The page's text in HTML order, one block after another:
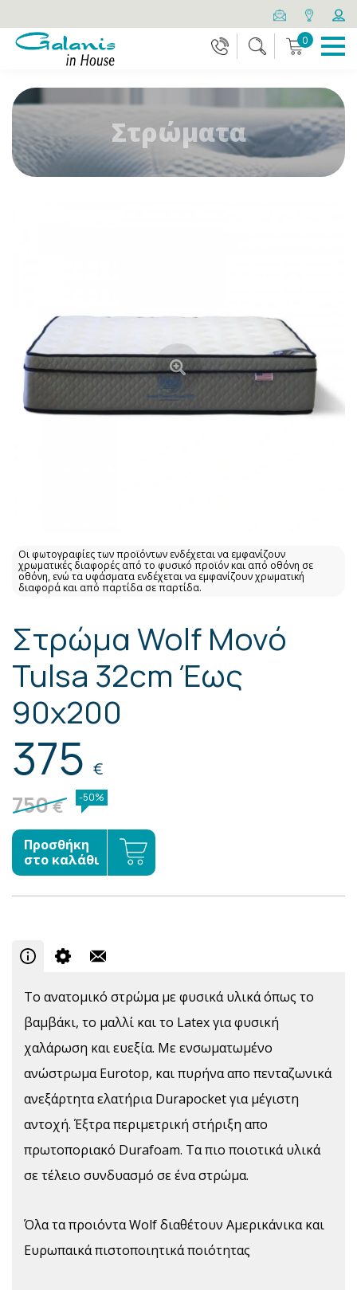
0
Στρώματα
Οι φωτογραφίες των προϊόντων ενδέχεται να εμφανίζουν
χρωματικές διαφορές από το φυσικό προϊόν και από οθόνη σε
οθόνη, ενώ τα υφάσματα ενδέχεται να εμφανίζουν χρωματική
διαφορά και από παρτίδα σε παρτίδα.
Στρώμα Wolf Μονό
Tulsa 32cm Έως
90x200
375 €
750€ -50%
Προσθήκη
στο καλάθι
To ανατομικό στρώμα με φυσικά υλικά όπως το
βαμβάκι, το μαλλί και το Latex για φυσική
χαλάρωση και ευεξία. Με ενσωματωμένο
ανώστρωμα Eurotop, και πυρήνα απο πενταζωνικά
ανεξάρτητα ελατήρια Durapocket για μέγιστη
αντοχή. Έξτρα περιμετρική στήριξη απο
πρωτοποριακό Durafoam. Τα πιο ποιοτικά υλικά
σε τέλειο συνδυασμό σε ένα στρώμα.
Όλα τα προιόντα Wolf διαθέτουν Αμερικάνικα και
Ευρωπαικά πιστοποιητικά ποιότητας